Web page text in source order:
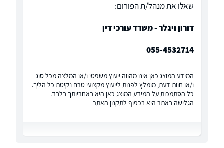
שאלו את מנהל/ת הפורום:
דורון ויגלר - משרד עורכי דין
055-4532714
המידע המוצג כאן אינו מהווה ייעוץ משפטי ו/או המלצה מכל סוג
ו/או חוות דעת, מומלץ לפנות לייעוץ מקצועי טרם נקיטת כל הליך.
כל הסתמכות על המידע המוצג כאן היא באחריותך בלבד.
הגלישה באתר היא בכפוף לתקנון האתר